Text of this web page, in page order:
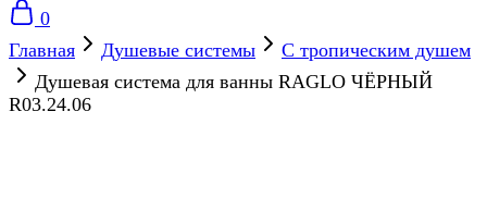
0
Главная
Душевые системы
С тропическим душем
Душевая система для ванны RAGLO ЧЁРНЫЙ
R03.24.06